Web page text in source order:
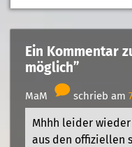
Ein Kommentar
möglich”
MaM schrieb am
Mhhh leider
aus den offiziellen